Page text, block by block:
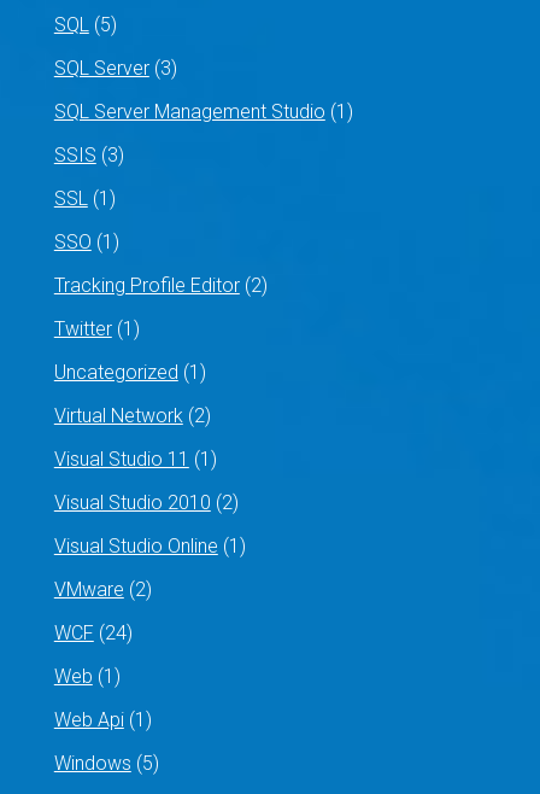
SQL(5)
SQL Server(3)
SQL Server Management Studio (1)
SSIS (3)
SSL(1)
SSO (1)
Tracking Profile Editor(2)
Twitter(1)
Uncategorized (1)
Virtual Network(2)
Visual Studio 11 (1)
Visual Studio 2010 (2)
Visual Studio Online (1)
VMware (2)
WCF (24)
Web (1)
Web Api(1)
Windows (5)